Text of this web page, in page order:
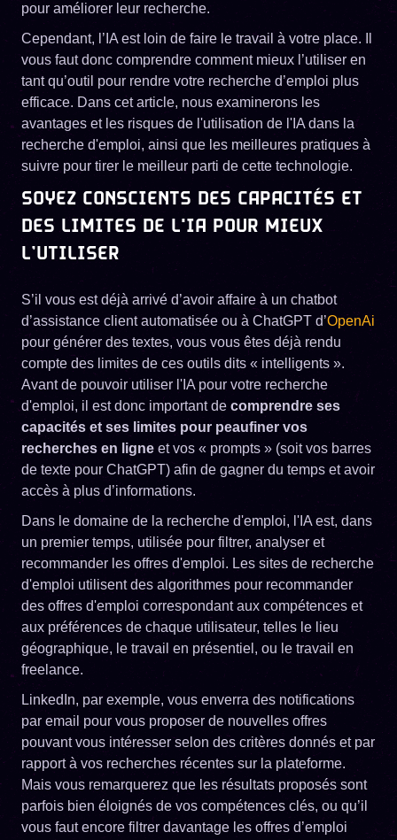
pour améliorer leur recherche.
Cependant, l’IA est loin de faire le travail à votre place. Il
vous faut donc comprendre comment mieux l’utiliser en
tant qu’outil pour rendre votre recherche d’emploi plus
efficace. Dans cet article, nous examinerons les
avantages et les risques de l'utilisation de l'IA dans la
recherche d'emploi, ainsi que les meilleures pratiques à
suivre pour tirer le meilleur parti de cette technologie.
SOYEZ CONSCIENTS DES CAPACITÉS ET
DES LIMITES DE L'IA POUR MIEUX
L’UTILISER
S’il vous est déjà arrivé d’avoir affaire à un chatbot
d’assistance client automatisée ou à ChatGPT d’OpenAi
pour générer des textes, vous vous êtes déjà rendu
compte des limites de ces outils dits « intelligents ».
Avant de pouvoir utiliser l'IA pour votre recherche
d'emploi, il est donc important de comprendre ses
capacités et ses limites pour peaufiner vos
recherches en ligne et vos « prompts » (soit vos barres
de texte pour ChatGPT) afin de gagner du temps et avoir
accès à plus d’informations.
Dans le domaine de la recherche d'emploi, l'IA est, dans
un premier temps, utilisée pour filtrer, analyser et
recommander les offres d'emploi. Les sites de recherche
d'emploi utilisent des algorithmes pour recommander
des offres d'emploi correspondant aux compétences et
aux préférences de chaque utilisateur, telles le lieu
géographique, le travail en présentiel, ou le travail en
freelance.
LinkedIn, par exemple, vous enverra des notifications
par email pour vous proposer de nouvelles offres
pouvant vous intéresser selon des critères donnés et par
rapport à vos recherches récentes sur la plateforme.
Mais vous remarquerez que les résultats proposés sont
parfois bien éloignés de vos compétences clés, ou qu’il
vous faut encore filtrer davantage les offres d’emploi